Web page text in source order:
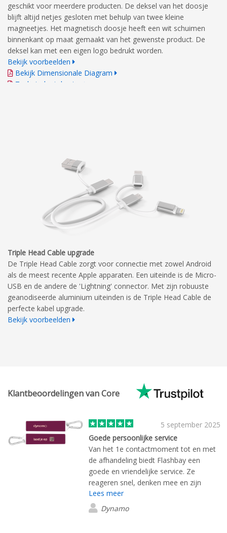
geschikt voor meerdere producten. De deksel van het doosje
blijft altijd netjes gesloten met behulp van twee kleine
magneetjes. Het magnetisch doosje heeft een wit schuimen
binnenkant op maat gemaakt van het gewenste product. De
deksel kan met een eigen logo bedrukt worden.
Bekijk voorbeelden
Bekijk Dimensionale Diagram
Technische tekening
Triple Head Cable upgrade
De Triple Head Cable zorgt voor connectie met zowel Android
als de meest recente Apple apparaten. Een uiteinde is de Micro-
USB en de andere de 'Lightning' connector. Met zijn robuuste
geanodiseerde aluminium uiteinden is de Triple Head Cable de
perfecte kabel upgrade.
Bekijk voorbeelden
Klantbeoordelingen van Core
5 september 2025
Goede persoonlijke service
Van het 1e contactmoment tot en met
de afhandeling biedt Flashbay een
goede en vriendelijke service. Ze
reageren snel, denken mee en zijn
flexibel. Ze doen een follow up bij
verzending en zijn betrokken tot het
product in huis is.
Lees meer
Dynamo